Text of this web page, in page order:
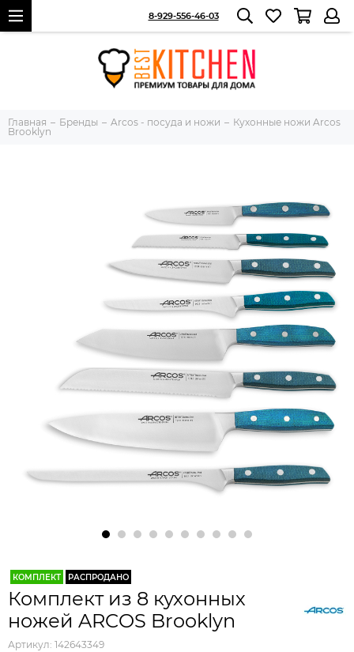
8-929-556-46-03
Главная Бренды Arcos - посуда и ножи
Кухонные ножи Arcos
Brooklyn
КОМПЛЕКТ РАСПРОДАНО
Комплект из 8 кухонных
ножей ARCOS Brooklyn
Артикул: 142643349